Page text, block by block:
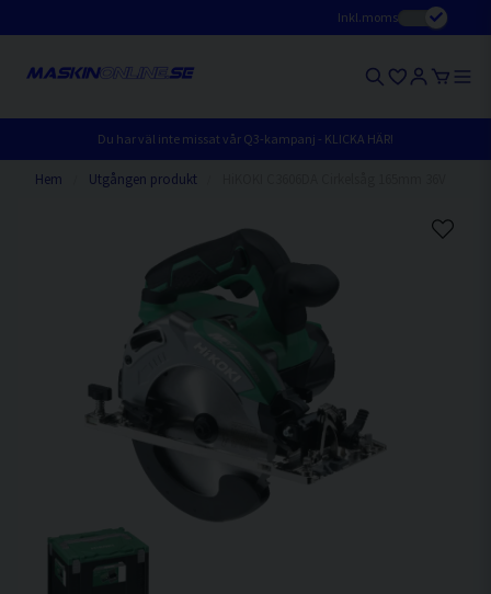
Inkl.moms
Du har väl inte missat vår Q3-kampanj - KLICKA HÄR!
Hem Utgången produkt